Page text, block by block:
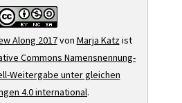
Along 2017von Marja Katzist
Commons Namensnennung-
Weitergabe unter gleichen
4.0 international.